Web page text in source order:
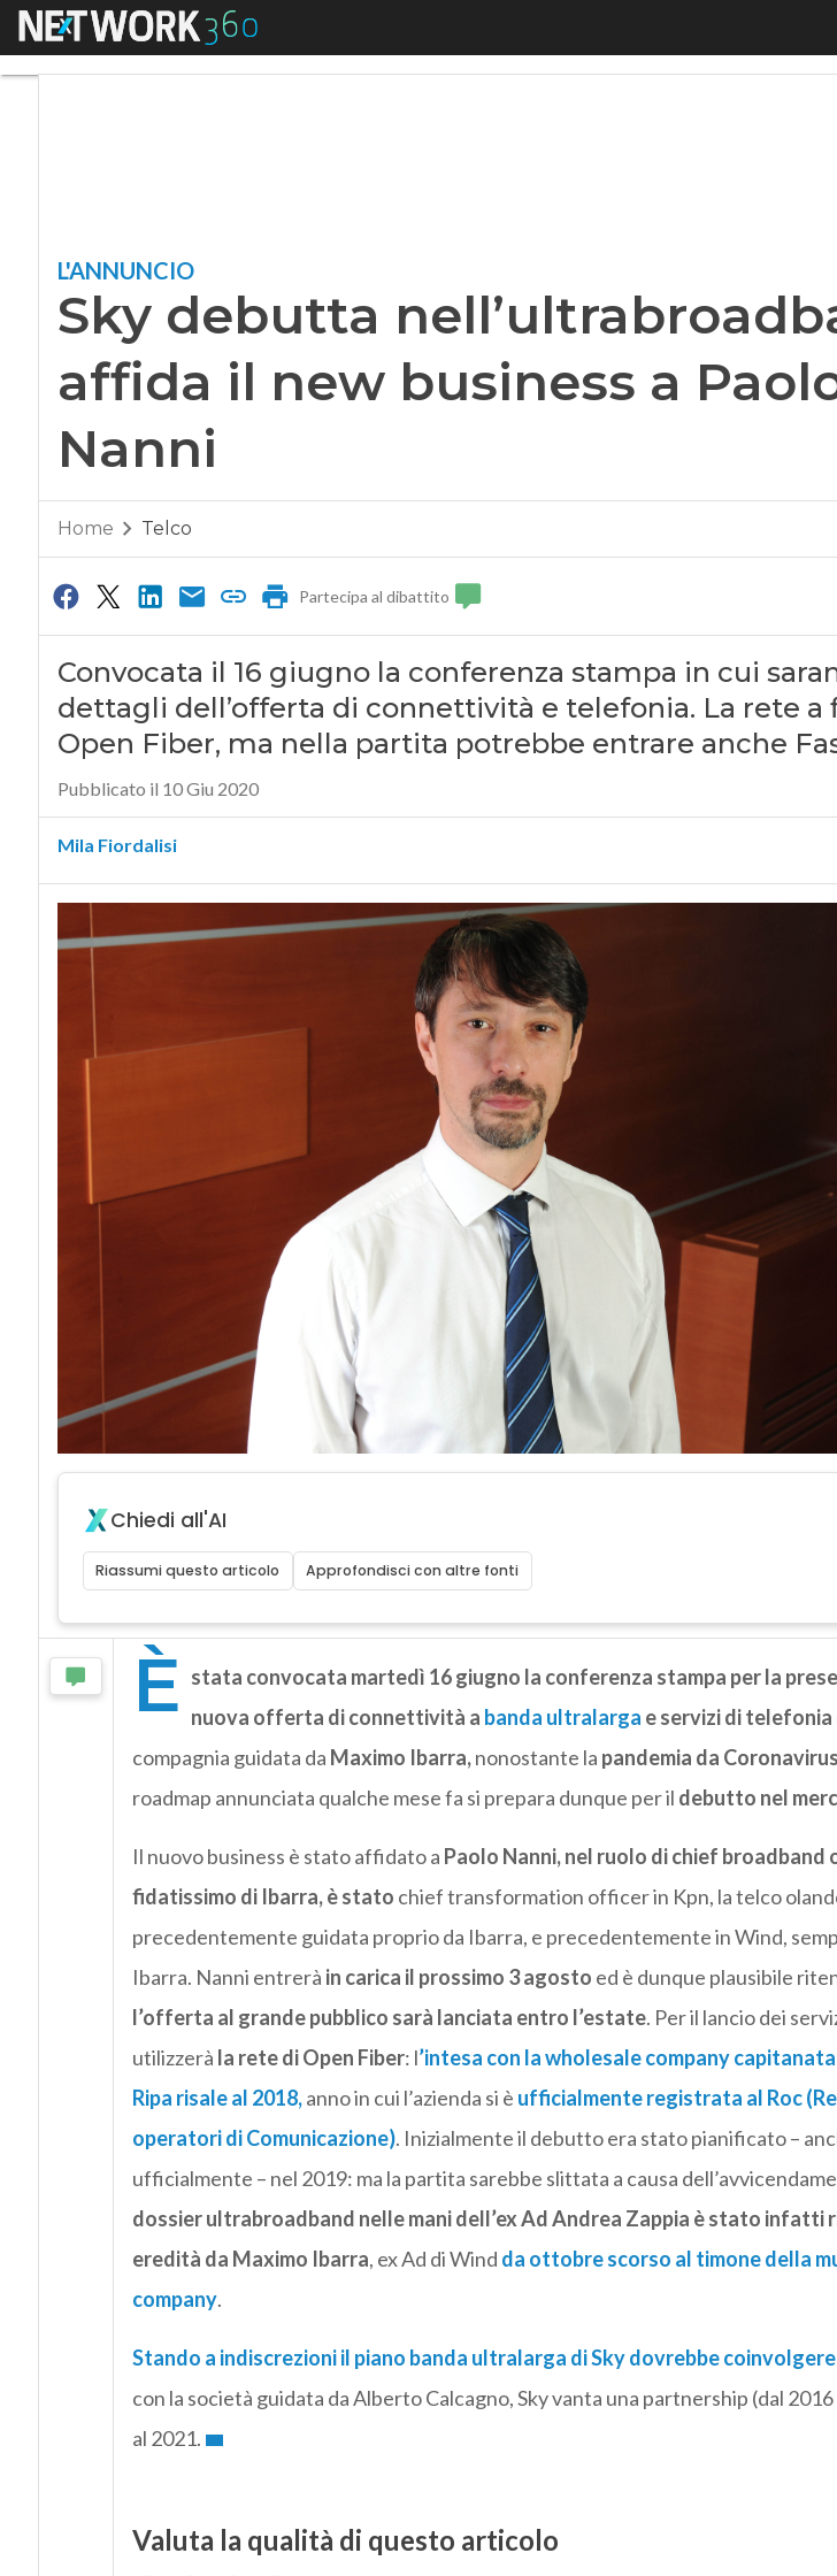
Menu
L'ANNUNCIO
Sky debutta
affida il new business a
Nanni
Home Telco
Partecipa al dibattito
Convocata il 16 giugno la conferenza stampa in cui
dettagli dell’offerta di connettività e telefonia. La rete a
Open Fiber, ma nella partita potrebbe entrare anche
Pubblicato il 10 Giu 2020
Mila Fiordalisi
Chiedi all'AI
Riassumi questo articolo Approfondisci con altre fonti
È stata convocata martedì 16 giugno la conferenza stampa per la
nuova offerta di connettività a banda ultralarga e servizi di telefonia
compagnia guidata da Maximo Ibarra,nonostante la pandemia da Coronavirus
roadmap annunciata qualche mese fa si prepara dunque per il debutto nel
Il nuovo business è stato affidato a Paolo Nanni, nel ruolo di chief broadband
fidatissimo di Ibarra, è stato chief transformation officer in Kpn, la telco
precedentemente guidata proprio da Ibarra, e precedentemente in Wind,
Ibarra. Nanni entrerà in carica il prossimo 3 agosto ed è dunque plausibile
l’offerta al grande pubblico sarà lanciata entro l’estate. Per il lancio dei
utilizzerà la rete di Open Fiber: l’intesa con la wholesale company
Ripa risale al 2018,anno in cui l’azienda si è ufficialmente registrata al Roc
operatori di Comunicazione). Inizialmente il debutto era stato pianificato –
ufficialmente – nel 2019: ma la partita sarebbe slittata a causa
dossier ultrabroadband nelle mani dell’ex Ad Andrea Zappia è stato infatti
eredità da Maximo Ibarra, ex Ad di Wind da ottobre scorso al timone della
company.
Stando a indiscrezioni il piano banda ultralarga di Sky dovrebbe
con la società guidata da Alberto Calcagno, Sky vanta una partnership (dal
al 2021.
Valuta la qualità di questo articolo